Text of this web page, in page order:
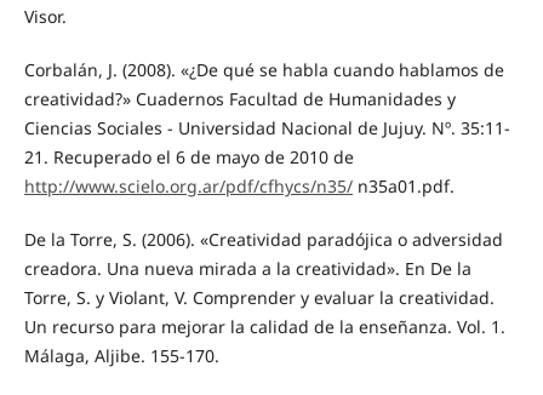
Visor.
Corbalán, J. (2008). «¿De qué se habla cuando hablamos de
creatividad?» Cuadernos Facultad de Humanidades y
Ciencias Sociales - Universidad Nacional de Jujuy. Nº. 35:11-
21. Recuperado el 6 de mayo de 2010 de
http://www.scielo.org.ar/pdf/cfhycs/n35/n35a01.pdf.
De la Torre, S. (2006). «Creatividad paradójica o adversidad
creadora. Una nueva mirada a la creatividad». En De la
Torre, S. y Violant, V. Comprender y evaluar la creatividad.
Un recurso para mejorar la calidad de la enseñanza. Vol. 1.
Málaga, Aljibe. 155-170.